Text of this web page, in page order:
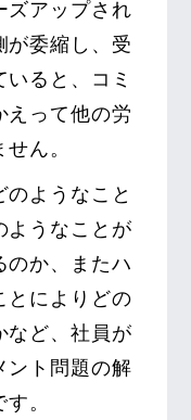
ズアップされ
が委縮し、受
ると、コミ
えって他の労
ん。
ようなこと
ようなことが
のか、またハ
とによりどの
など、社員が
ント問題の解
。